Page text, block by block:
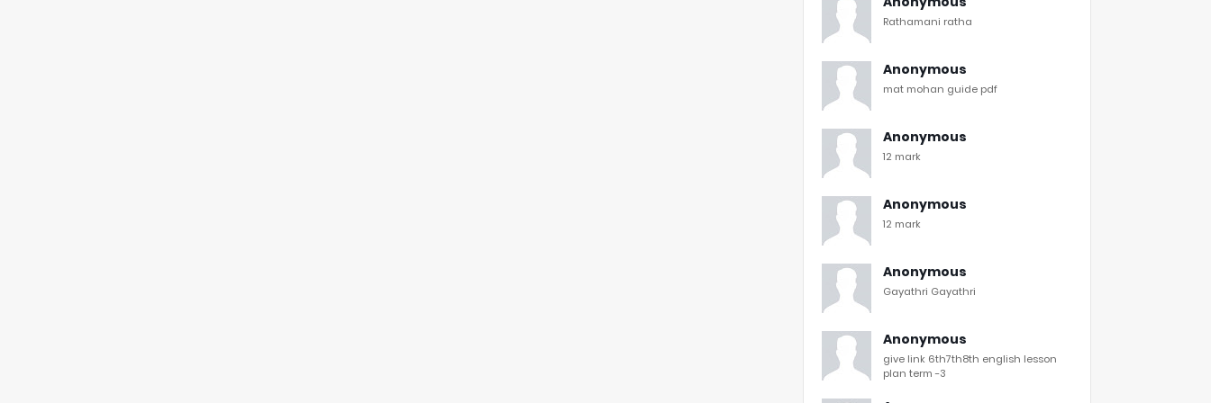
Rathamani ratha
Anonymous
mat mohan guide pdf
Anonymous
12 mark
Anonymous
12 mark
Anonymous
Gayathri Gayathri
Anonymous
give link 6th7th8th english lesson
plan term -3